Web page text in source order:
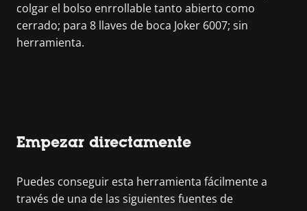
colgar el bolso enrrollable tanto abierto como
cerrado; para 8 llaves de boca Joker 6007; sin
herramienta.
Empezar directamente
Puedes conseguir esta herramienta fácilmente a
través de una de las siguientes fuentes de